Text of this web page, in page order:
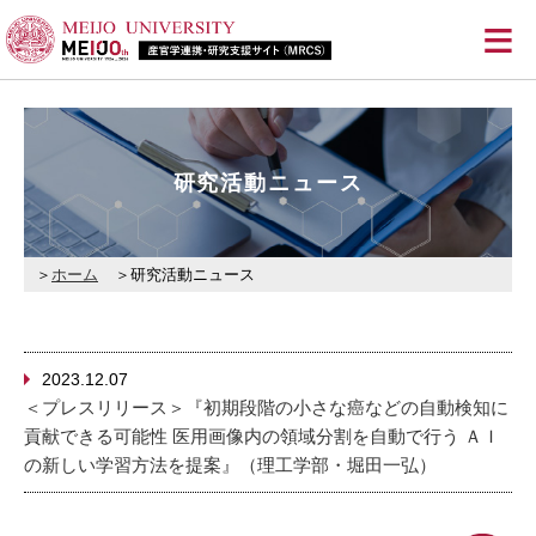
≡
研究活動ニュース
ホーム 研究活動ニュース
2023.12.07
＜プレスリリース＞『初期段階の小さな癌などの自動検知に
貢献できる可能性 医用画像内の領域分割を自動で行う ＡＩ
の新しい学習方法を提案』（理工学部・堀田一弘）